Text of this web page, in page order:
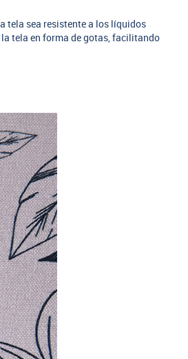
tela sea resistente a los líquidos
tela en forma de gotas, facilitando